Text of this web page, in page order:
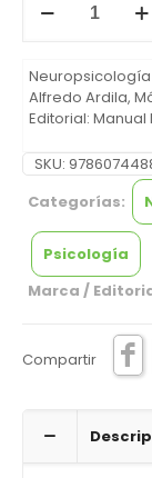
Alfredo Ardila,
Editorial:
SKU:
Categorías:
Psicología
Marca /
Compartir